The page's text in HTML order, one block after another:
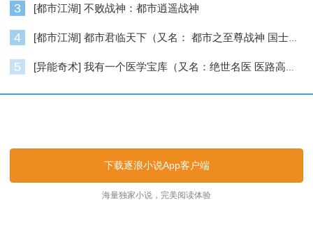
逐浪小说_逐浪网
3 [都市江湖] 不败战神：都市逍遥战神
4 [都市江湖] 都市君临天下（又名： 都市之至尊战神 国士无双 ）
5 [异能奇术] 我有一个医学宝库（又名：绝世名医 医路高升）
下载逐浪小说App客户端
海量独家小说，完美阅读体验